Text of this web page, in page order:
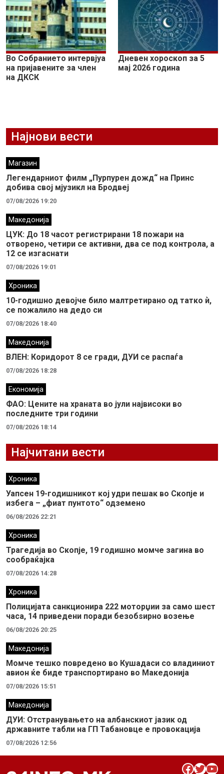
Во Собранието интервјуа
на пријавените за член
на ДКСК
Дневен хороскоп за 5
мај 2026 година
Најнови вести
Магазин
Легендарниот филм „Пурпурен дожд“ на Принс
добива свој мјузикл на Бродвеј
07/08/2026 19:20
Македонија
ЦУК: До 18 часот регистрирани 18 пожари на
отворено, четири се активни, два се под контрола, а
12 се изгаснати
07/08/2026 19:01
Хроника
10-годишно девојче било малтретирано од татко ѝ,
се пожалило на дедо си
07/08/2026 18:40
Македонија
ВЛЕН: Коридорот 8 се гради, ДУИ се распаѓа
07/08/2026 18:28
Економија
ФАО: Цените на храната во јули највисоки во
последните три години
07/08/2026 18:14
Најчитани вести
Хроника
Уапсен 19-годишникот кој удри пешак во Скопје и
избега – „фиат пунтото“ одземено
06/08/2026 22:21
Хроника
Трагедија во Скопје, 19 годишно момче загина во
сообраќајка
07/08/2026 14:28
Хроника
Полицијата санкционира 222 моторџии за само шест
часа, 14 приведени поради безобѕирно возење
06/08/2026 20:25
Македонија
Момче тешко повредено во Кушадаси со владиниот
авион ќе биде транспортирано во Македонија
07/08/2026 15:51
Македонија
ДУИ: Отстранувањето на албанскиот јазик од
државните табли на ГП Табановце е провокација
07/08/2026 12:56
Facebook Twitter YouTube